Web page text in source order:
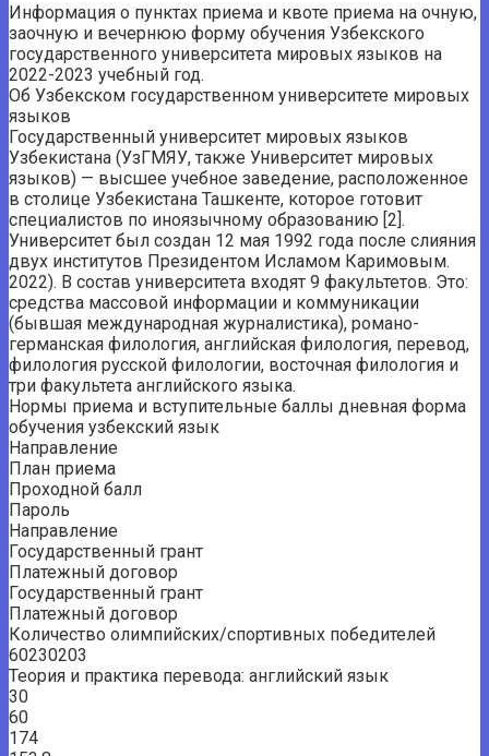
Информация о пунктах приема и квоте приема на очную,
заочную и вечернюю форму обучения Узбекского
государственного университета мировых языков на
2022-2023 учебный год.
Об Узбекском государственном университете мировых
языков
Государственный университет мировых языков
Узбекистана (УзГМЯУ, также Университет мировых
языков) — высшее учебное заведение, расположенное
в столице Узбекистана Ташкенте, которое готовит
специалистов по иноязычному образованию [2].
Университет был создан 12 мая 1992 года после слияния
двух институтов Президентом Исламом Каримовым.
2022). В состав университета входят 9 факультетов. Это:
средства массовой информации и коммуникации
(бывшая международная журналистика), романо-
германская филология, английская филология, перевод,
филология русской филологии, восточная филология и
три факультета английского языка.
Нормы приема и вступительные баллы дневная форма
обучения узбекский язык
Направление
План приема
Проходной балл
Пароль
Направление
Государственный грант
Платежный договор
Государственный грант
Платежный договор
Количество олимпийских/спортивных победителей
60230203
Теория и практика перевода: английский язык
30
60
174